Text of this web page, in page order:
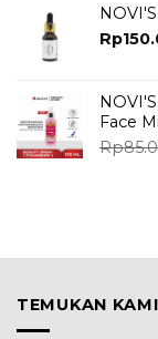
Rp
Face
Rp
TEMUKAN